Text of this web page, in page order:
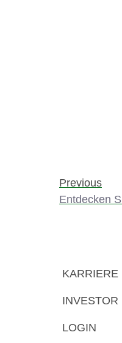
Previous
Entdecken
KARRIERE
INVESTOR
LOGIN